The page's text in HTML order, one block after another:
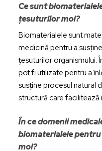
Ce sunt
țesuturilor moi?
Biomaterialele sunt
medicină pentru a
țesuturilor organismului.
pot fi utilizate pentru a
susține procesul natural
structură care facilitează
În ce domenii
biomaterialele
moi?